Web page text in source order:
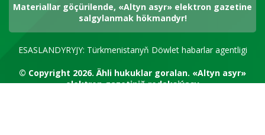
Materiallar göçürilende, «Altyn asyr» elektron gazetine
salgylanmak hökmandyr!
ESASLANDYRYJY: Türkmenistanyň Döwlet habarlar agentligi
© Copyright 2026.Ähli hukuklar goralan. «Altyn asyr»
elektron gazetiniň redaksiýasy